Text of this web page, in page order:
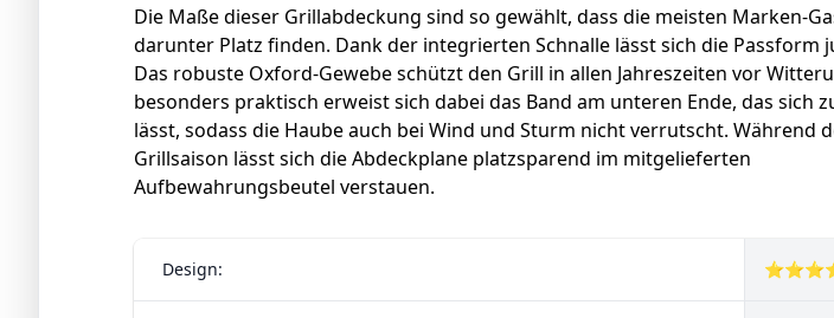
Die Maße dieser Grillabdeckung sind so gewählt, dass die meisten Marken-
darunter Platz finden. Dank der integrierten Schnalle lässt sich die Passform
Das robuste Oxford-Gewebe schützt den Grill in allen Jahreszeiten vor
besonders praktisch erweist sich dabei das Band am unteren Ende, das sich
lässt, sodass die Haube auch bei Wind und Sturm nicht verrutscht. Während
Grillsaison lässt sich die Abdeckplane platzsparend im mitgelieferten
Aufbewahrungsbeutel verstauen.
Design: